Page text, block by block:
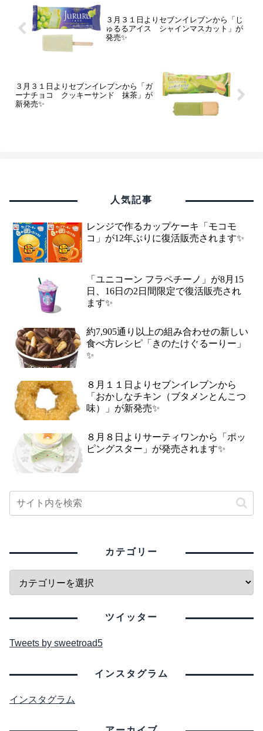
３月３１日よりセブンイレブンから「じ
ゅるるアイス シャインマスカット」が
発売✨
３月３１日よりセブンイレブンから「ガ
ーナチョコ クッキーサンド 抹茶」が
新発売✨
人気記事
レンジで作るカップケーキ「モコモ
コ」が12年ぶりに復活販売されます✨
「ユニコーン フラペチーノ」が8月15
日、16日の2日間限定で復活販売され
ます✨
約7,905通り以上の組み合わせの新しい
食べ方レシピ「きのたけぐるーりー」
✨
８月１１日よりセブンイレブンから
「おかしなチキン（ブタメンとんこつ
味）」が新発売✨
８月８日よりサーティワンから「ポッ
ピングスター」が発売されます✨
カテゴリー
ツイッター
Tweets by sweetroad5
インスタグラム
インスタグラム